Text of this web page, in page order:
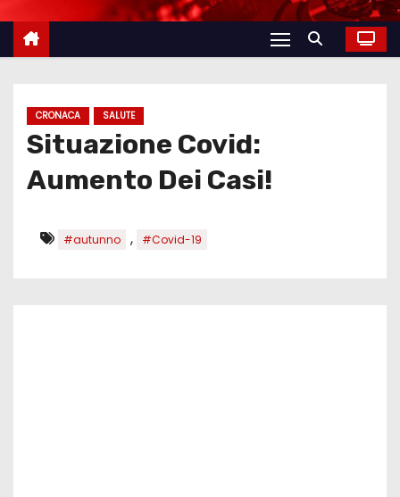
CRONACA SALUTE
Situazione Covid:
Aumento Dei Casi!
#autunno , #Covid-19